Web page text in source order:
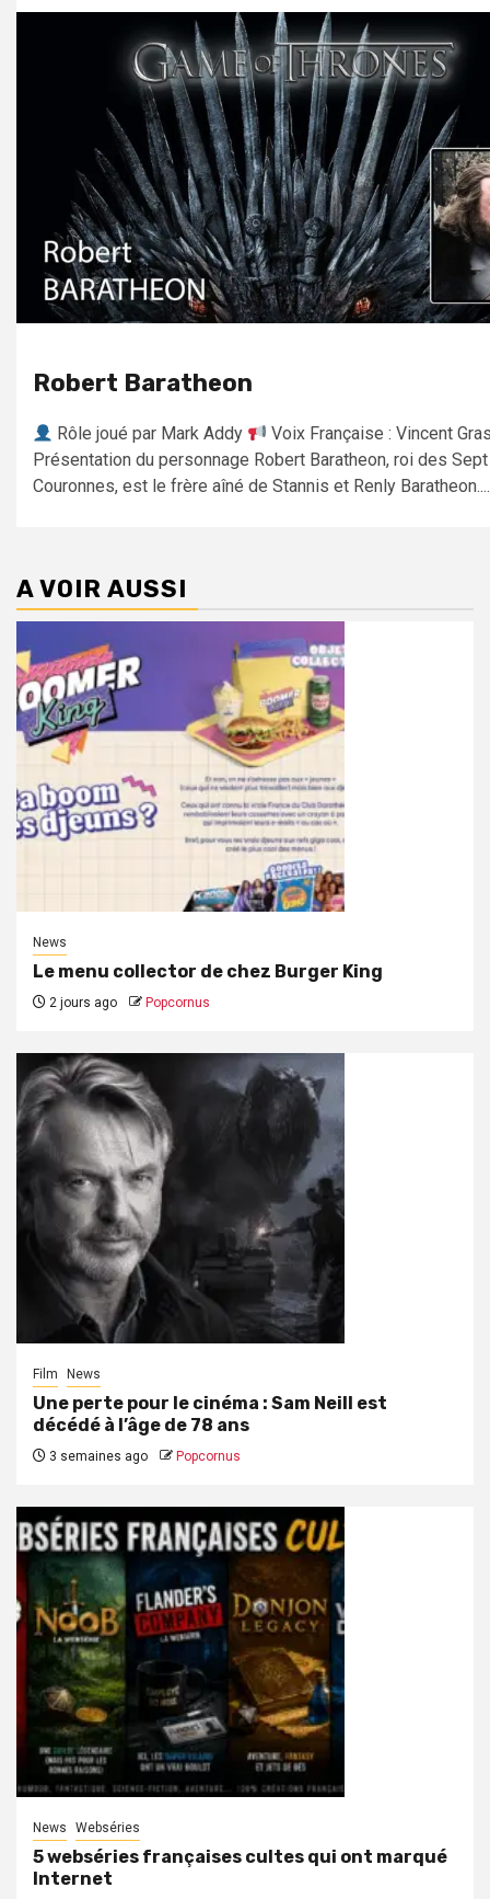
Robert Baratheon
Rôle joué par Mark Addy
Voix Française : Vincent
Présentation du personnage Robert Baratheon, roi des Sept
Couronnes, est le frère aîné de Stannis et Renly Baratheon....
A VOIR AUSSI
News
Le menu collector de chez Burger King
2 jours ago Popcornus
Film News
Une perte pour le cinéma : Sam Neill est
décédé à l’âge de 78 ans
3 semaines ago Popcornus
News Webséries
5 webséries françaises cultes qui ont marqué
Internet